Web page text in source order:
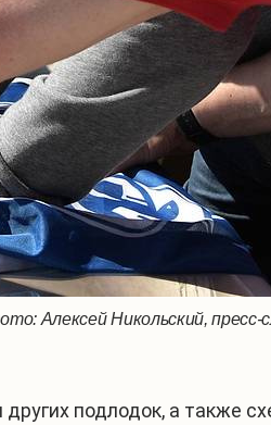
Алексей Никольский,
подлодок, а также